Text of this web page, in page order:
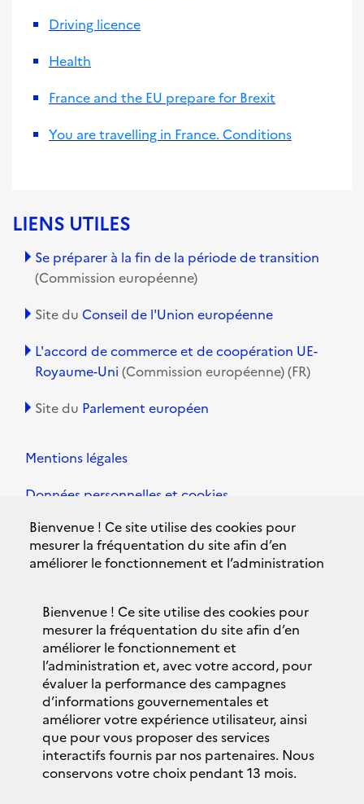
Bienvenue ! Ce site utilise des cookies pour
mesurer la fréquentation du site afin d’en
améliorer le fonctionnement et
l’administration et, avec votre accord, pour
évaluer la performance des campagnes
d’informations gouvernementales et
améliorer votre expérience utilisateur, ainsi
que pour vous proposer des services
interactifs fournis par nos partenaires. Nous
conservons votre choix pendant 13 mois.
Bienvenue ! Ce site utilise des cookies pour
mesurer la fréquentation du site afin d’en
améliorer le fonctionnement et l’administration
gouvernementales et améliorer votre expérience
utilisateur, ainsi que pour vous proposer des
services interactifs fournis par nos partenaires.
Nous conservons votre choix pendant 13 mois.
Vous pouvez changer ce choix à tout moment en
vous rendant sur lapage données personnelles
et cookies.
Driving licence
Health
France and the EU prepare for Brexit
You are travelling in France. Conditions
LIENS UTILES
Se préparer à la fin de la période de transition
(Commission européenne)
Site du Conseil de l'Union européenne
L'accord de commerce et de coopération UE-
Royaume-Uni (Commission européenne) (FR)
Site du Parlement européen
Mentions légales
Données personnelles et cookies
Accessibilité
Plan du site
Contacts
Politique de confidentialité
Bandeau des cookies
© 2018 Brexit.gouv.fr
legifrance.gouv.fr